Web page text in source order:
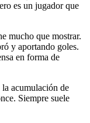
es un jugador que
mucho que mostrar.
y aportando goles.
en forma de
acumulación de
Siempre suele